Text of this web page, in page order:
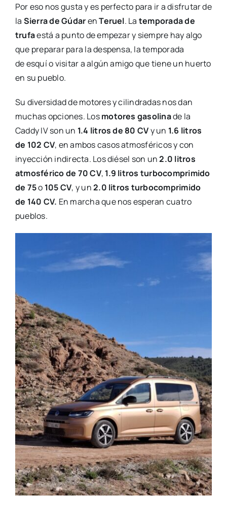
Por eso nos gusta y es perfecto para ir a disfrutar de
la Sierra de GúdarenTeruel. La temporada de
trufaestá a punto de empezar y siempre hay algo
que preparar para la despensa, la temporada
de esquí o visitar a algún amigo que tiene un huerto
en su pueblo.
Su diversidad de motores y cilindradas nos dan
muchas opciones. Losmotores gasolinade la
Caddy IV son un 1.4 litros de 80 CVy un 1.6 litros
de 102 CV, en ambos casos atmosféricos y con
inyección indirecta. Los diésel son un2.0 litros
atmosférico de 70 CV, 1.9 litros turbocomprimido
de 75o 105 CV, y un2.0 litros turbocomprimido
de 140 CV. En marcha que nos esperan cuatro
pueblos.